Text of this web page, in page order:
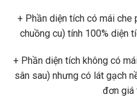
+ Phần diện tích có mái che
chuồng cu) tính 100% diện
+ Phần diện tích không có
sân sau) nhưng có lát gạch
đơn giá